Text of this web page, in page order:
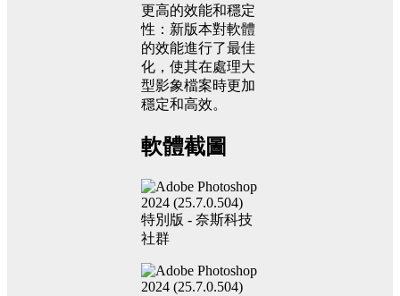
更高的效能和穩定
性：新版本對軟體
的效能進行了最佳
化，使其在處理大
型影象檔案時更加
穩定和高效。
軟體截圖